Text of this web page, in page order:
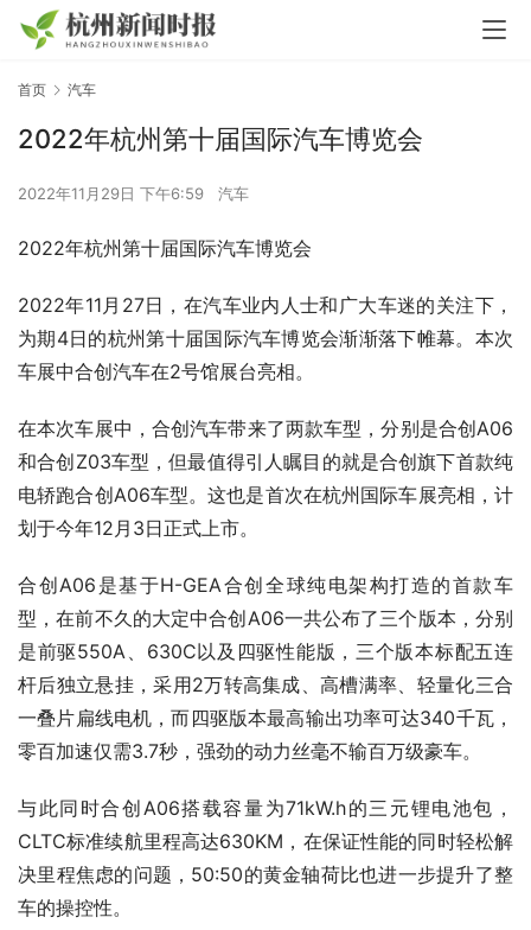
首页 汽车
2022年杭州第十届国际汽车博览会
2022年11月29日 下午6:59 汽车
2022年杭州第十届国际汽车博览会
2022年11月27日，在汽车业内人士和广大车迷的关注下，
为期4日的杭州第十届国际汽车博览会渐渐落下帷幕。本次
车展中合创汽车在2号馆展台亮相。
在本次车展中，合创汽车带来了两款车型，分别是合创A06
和合创Z03车型，但最值得引人瞩目的就是合创旗下首款纯
电轿跑合创A06车型。这也是首次在杭州国际车展亮相，计
划于今年12月3日正式上市。
合创A06是基于H-GEA合创全球纯电架构打造的首款车
型，在前不久的大定中合创A06一共公布了三个版本，分别
是前驱550A、630C以及四驱性能版，三个版本标配五连
杆后独立悬挂，采用2万转高集成、高槽满率、轻量化三合
一叠片扁线电机，而四驱版本最高输出功率可达340千瓦，
零百加速仅需3.7秒，强劲的动力丝毫不输百万级豪车。
与此同时合创A06搭载容量为71kW.h的三元锂电池包，
CLTC标准续航里程高达630KM，在保证性能的同时轻松解
决里程焦虑的问题，50:50的黄金轴荷比也进一步提升了整
车的操控性。